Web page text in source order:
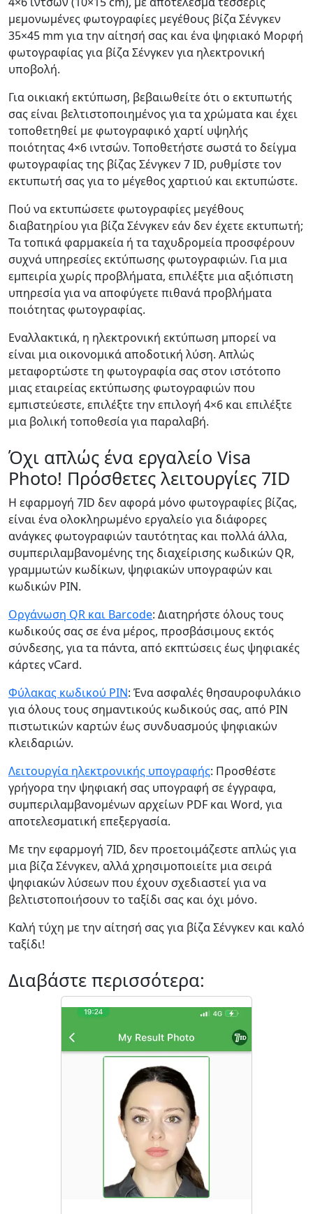
μεμονωμένες φωτογραφίες μεγέθους βίζα Σένγκεν
35×45 mm για την αίτησή σας και ένα ψηφιακό Μορφή
φωτογραφίας για βίζα Σένγκεν για ηλεκτρονική
υποβολή.
Για οικιακή εκτύπωση, βεβαιωθείτε ότι ο εκτυπωτής
σας είναι βελτιστοποιημένος για τα χρώματα και έχει
τοποθετηθεί με φωτογραφικό χαρτί υψηλής
ποιότητας 4×6 ιντσών. Τοποθετήστε σωστά το δείγμα
φωτογραφίας της βίζας Σένγκεν 7 ID, ρυθμίστε τον
εκτυπωτή σας για το μέγεθος χαρτιού και εκτυπώστε.
Πού να εκτυπώσετε φωτογραφίες μεγέθους
διαβατηρίου για βίζα Σένγκεν εάν δεν έχετε εκτυπωτή;
Τα τοπικά φαρμακεία ή τα ταχυδρομεία προσφέρουν
συχνά υπηρεσίες εκτύπωσης φωτογραφιών. Για μια
εμπειρία χωρίς προβλήματα, επιλέξτε μια αξιόπιστη
υπηρεσία για να αποφύγετε πιθανά προβλήματα
ποιότητας φωτογραφίας.
Εναλλακτικά, η ηλεκτρονική εκτύπωση μπορεί να
είναι μια οικονομικά αποδοτική λύση. Απλώς
μεταφορτώστε τη φωτογραφία σας στον ιστότοπο
μιας εταιρείας εκτύπωσης φωτογραφιών που
εμπιστεύεστε, επιλέξτε την επιλογή 4×6 και επιλέξτε
μια βολική τοποθεσία για παραλαβή.
Όχι απλώς ένα εργαλείο Visa
Photo! Πρόσθετες λειτουργίες 7ID
Η εφαρμογή 7ID δεν αφορά μόνο φωτογραφίες βίζας,
είναι ένα ολοκληρωμένο εργαλείο για διάφορες
ανάγκες φωτογραφιών ταυτότητας και πολλά άλλα,
συμπεριλαμβανομένης της διαχείρισης κωδικών QR,
γραμμωτών κωδίκων, ψηφιακών υπογραφών και
κωδικών PIN.
Οργάνωση QR και Barcode: Διατηρήστε όλους τους
κωδικούς σας σε ένα μέρος, προσβάσιμους εκτός
σύνδεσης, για τα πάντα, από εκπτώσεις έως ψηφιακές
κάρτες vCard.
Φύλακας κωδικού PIN: Ένα ασφαλές θησαυροφυλάκιο
για όλους τους σημαντικούς κωδικούς σας, από PIN
πιστωτικών καρτών έως συνδυασμούς ψηφιακών
κλειδαριών.
Λειτουργία ηλεκτρονικής υπογραφής: Προσθέστε
γρήγορα την ψηφιακή σας υπογραφή σε έγγραφα,
συμπεριλαμβανομένων αρχείων PDF και Word, για
αποτελεσματική επεξεργασία.
Με την εφαρμογή 7ID, δεν προετοιμάζεστε απλώς για
μια βίζα Σένγκεν, αλλά χρησιμοποιείτε μια σειρά
ψηφιακών λύσεων που έχουν σχεδιαστεί για να
βελτιστοποιήσουν το ταξίδι σας και όχι μόνο.
Καλή τύχη με την αίτησή σας για βίζα Σένγκεν και καλό
ταξίδι!
Διαβάστε περισσότερα: